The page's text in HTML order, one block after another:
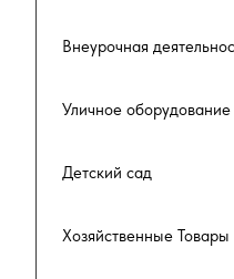
Внеурочная
Уличное оборудование
Детский сад
Хозяйственные Товары